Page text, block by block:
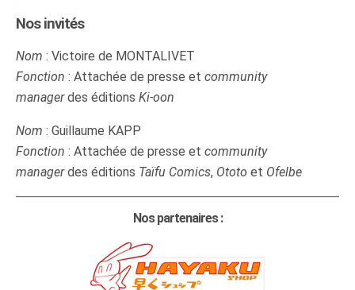
Nos invités
Nom : Victoire de MONTALIVET
Fonction : Attachée de presse et community
managerdes éditions Ki-oon
Nom : Guillaume KAPP
Fonction : Attachée de presse et community
managerdes éditions Taïfu Comics, Ototo et Ofelbe
Nos partenaires :